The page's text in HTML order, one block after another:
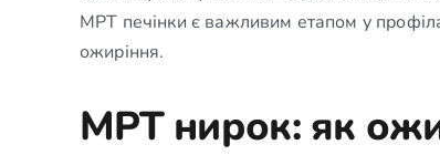
МРТ печінки є важливим етапом у
ожиріння.
МРТ нирок: як